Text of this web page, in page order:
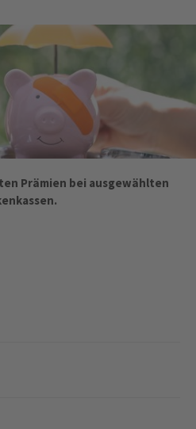
Prämien bei ausgewählten